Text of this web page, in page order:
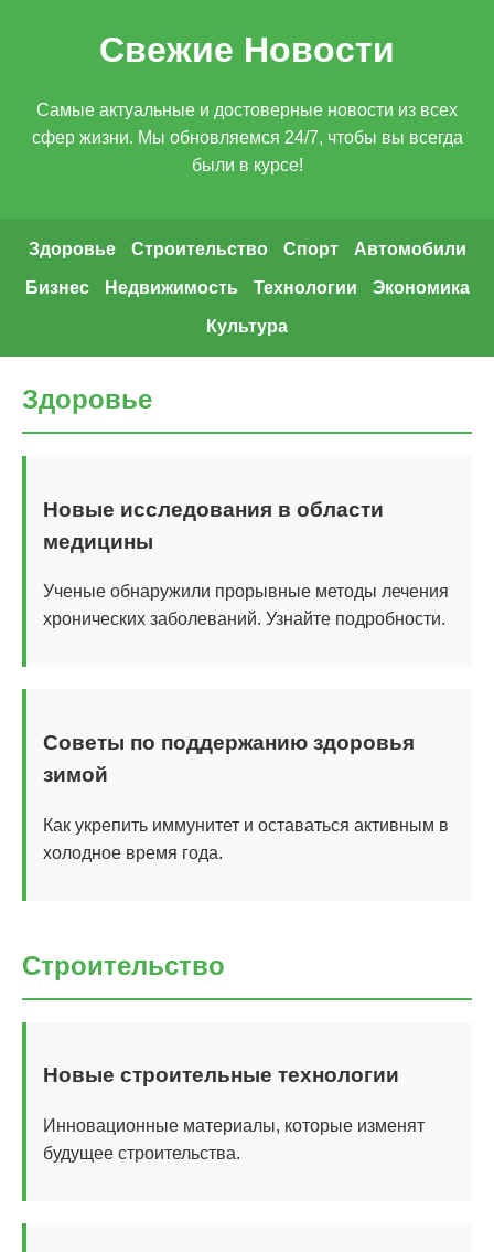
Свежие Новости
Самые актуальные и достоверные новости из всех
сфер жизни. Мы обновляемся 24/7, чтобы вы всегда
были в курсе!
Здоровье Строительство Спорт Автомобили
Бизнес Недвижимость Технологии Экономика
Культура
Здоровье
Новые исследования в области
медицины
Ученые обнаружили прорывные методы лечения
хронических заболеваний. Узнайте подробности.
Советы по поддержанию здоровья
зимой
Как укрепить иммунитет и оставаться активным в
холодное время года.
Строительство
Новые строительные технологии
Инновационные материалы, которые изменят
будущее строительства.